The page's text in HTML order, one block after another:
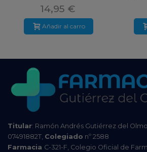
14,95 €
Añadir al carro
Titular: Ramón Andrés Gutiérrez del
07491882T, Colegiado nº 2588
Farmacia C-321-F, Colegio Oficial de